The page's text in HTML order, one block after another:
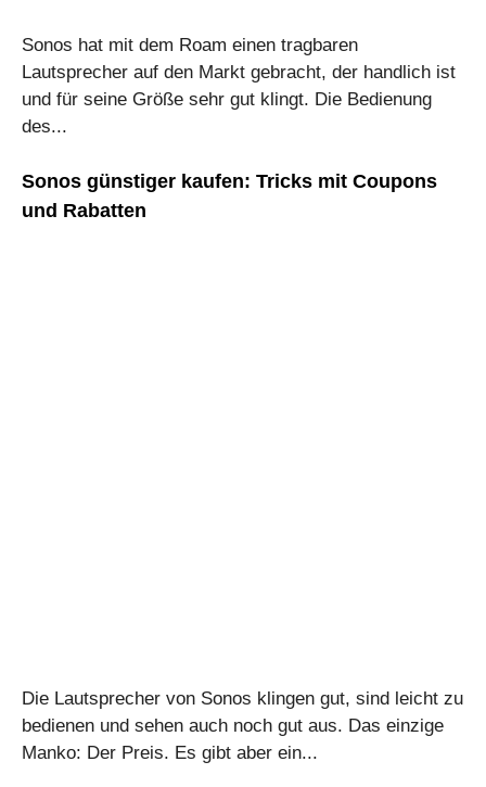
Sonos hat mit dem Roam einen tragbaren
Lautsprecher auf den Markt gebracht, der handlich ist
und für seine Größe sehr gut klingt. Die Bedienung
des...
Sonos günstiger kaufen: Tricks mit Coupons
und Rabatten
Die Lautsprecher von Sonos klingen gut, sind leicht zu
bedienen und sehen auch noch gut aus. Das einzige
Manko: Der Preis. Es gibt aber ein...